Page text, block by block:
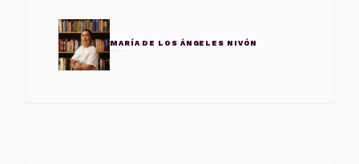
MARÍA DE LOS ÁNGELES NIVÓN